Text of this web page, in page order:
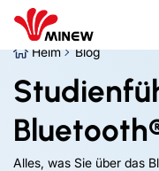
Heim
Blog
Alles, was Sie über das